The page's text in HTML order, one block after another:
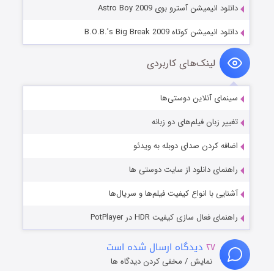
دانلود انیمیشن آسترو بوی Astro Boy 2009
دانلود انیمیشن کوتاه B.O.B.’s Big Break 2009
لینک‌های کاربردی
سینمای آنلاین دوستی‌ها
تغییر زبان فیلم‌های دو زبانه
اضافه کردن صدای دوبله به ویدئو
راهنمای دانلود از سایت دوستی ها
آشنایی با انواع کیفیت فیلم‌ها و سریال‌ها
راهنمای فعال سازی کیفیت HDR در PotPlayer
۲۷ دیدگاه ارسال شده است
نمایش / مخفی کردن دیدگاه ها